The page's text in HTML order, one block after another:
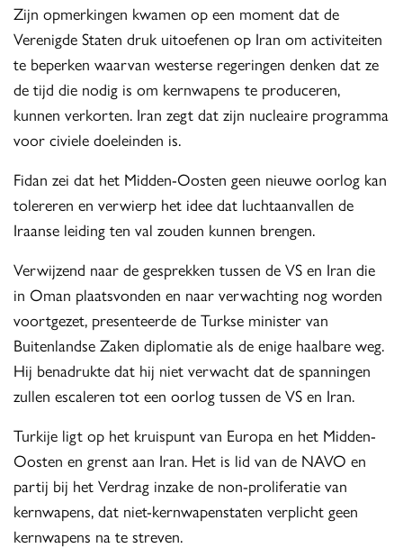
Zijn opmerkingen kwamen op een moment dat de
Verenigde Staten druk uitoefenen op Iran om activiteiten
te beperken waarvan westerse regeringen denken dat ze
de tijd die nodig is om kernwapens te produceren,
kunnen verkorten. Iran zegt dat zijn nucleaire programma
voor civiele doeleinden is.
Fidan zei dat het Midden-Oosten geen nieuwe oorlog kan
tolereren en verwierp het idee dat luchtaanvallen de
Iraanse leiding ten val zouden kunnen brengen.
Verwijzend naar de gesprekken tussen de VS en Iran die
in Oman plaatsvonden en naar verwachting nog worden
voortgezet, presenteerde de Turkse minister van
Buitenlandse Zaken diplomatie als de enige haalbare weg.
Hij benadrukte dat hij niet verwacht dat de spanningen
zullen escaleren tot een oorlog tussen de VS en Iran.
Turkije ligt op het kruispunt van Europa en het Midden-
Oosten en grenst aan Iran. Het is lid van de NAVO en
partij bij het Verdrag inzake de non-proliferatie van
kernwapens, dat niet-kernwapenstaten verplicht geen
kernwapens na te streven.